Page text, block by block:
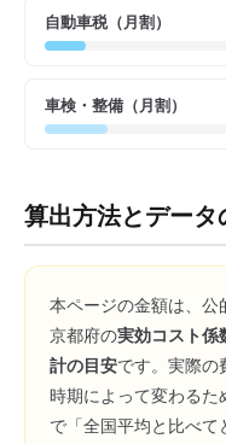
自動車税（月割）
車検・整備（月割）
算出方法とデータ
本ページの金額は、公
京都府の実効コスト係
計の目安です。実際の
時期によって変わるた
で「全国平均と比べ